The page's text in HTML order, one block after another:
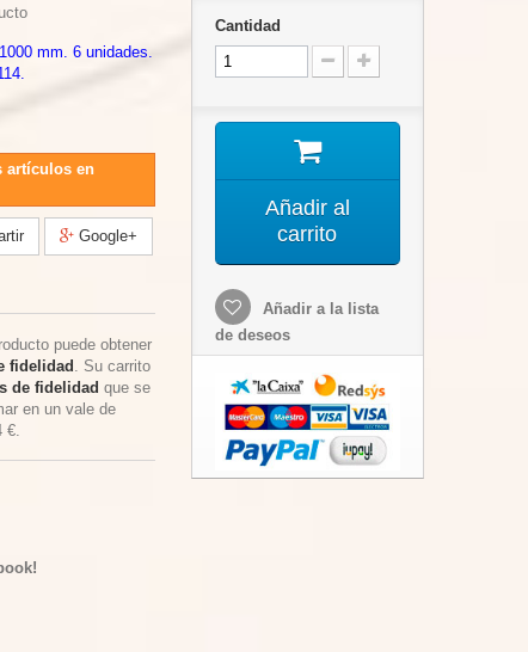
mm. 6 unidades.
artículos en
Google+
puede obtener
fidelidad . Su carrito
de fidelidad que se
en un vale de
€.
Cantidad
Añadir al
carrito
Añadir a la lista
de deseos